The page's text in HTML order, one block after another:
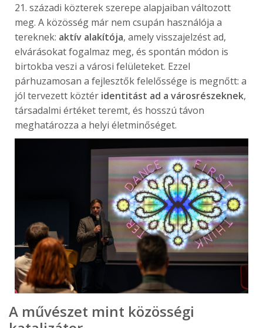
21. századi közterek szerepe alapjaiban változott
meg. A közösség már nem csupán használója a
tereknek: aktív alakítója, amely visszajelzést ad,
elvárásokat fogalmaz meg, és spontán módon is
birtokba veszi a városi felületeket. Ezzel
párhuzamosan a fejlesztők felelőssége is megnőtt: a
jól tervezett köztér identitást ad a városrészeknek,
társadalmi értéket teremt, és hosszú távon
meghatározza a helyi életminőséget.
A művészet mint közösségi